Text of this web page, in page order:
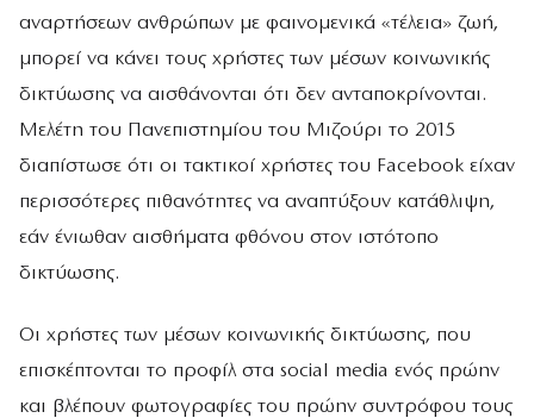
αναρτήσεων ανθρώπων με φαινομενικά «τέλεια» ζωή,
μπορεί να κάνει τους χρήστες των μέσων κοινωνικής
δικτύωσης να αισθάνονται ότι δεν ανταποκρίνονται.
Μελέτη του Πανεπιστημίου του Μιζούρι το 2015
διαπίστωσε ότι οι τακτικοί χρήστες του Facebook είχαν
περισσότερες πιθανότητες να αναπτύξουν κατάθλιψη,
εάν ένιωθαν αισθήματα φθόνου στον ιστότοπο
δικτύωσης.
Οι χρήστες των μέσων κοινωνικής δικτύωσης, που
επισκέπτονται το προφίλ στα social media ενός πρώην
και βλέπουν φωτογραφίες του πρώην συντρόφου τους